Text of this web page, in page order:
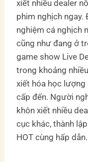
xiết nhiều dealer
phim nghịch ngay.
nghiệm cá nghịch
cũng như đang ở
game show Live
trong khoảng
xiết hóa học lượng
cấp đến. Người
khôn xiết nhiều
cục khác, thành
HOT cùng hấp dẫn.